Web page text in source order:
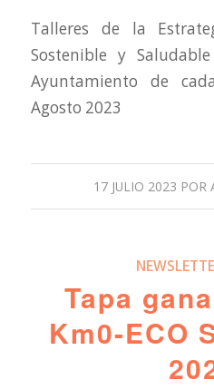
Talleres de la
Sostenible y
Ayuntamiento de
Agosto 2023
17 JULIO 2023 POR
Tapa
Km0-ECO